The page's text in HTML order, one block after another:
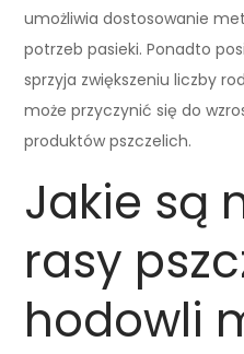
umożliwia dostosowanie
potrzeb pasieki. Ponadto
sprzyja zwiększeniu liczby
może przyczynić się do
produktów pszczelich.
Jakie są
rasy
hodowli